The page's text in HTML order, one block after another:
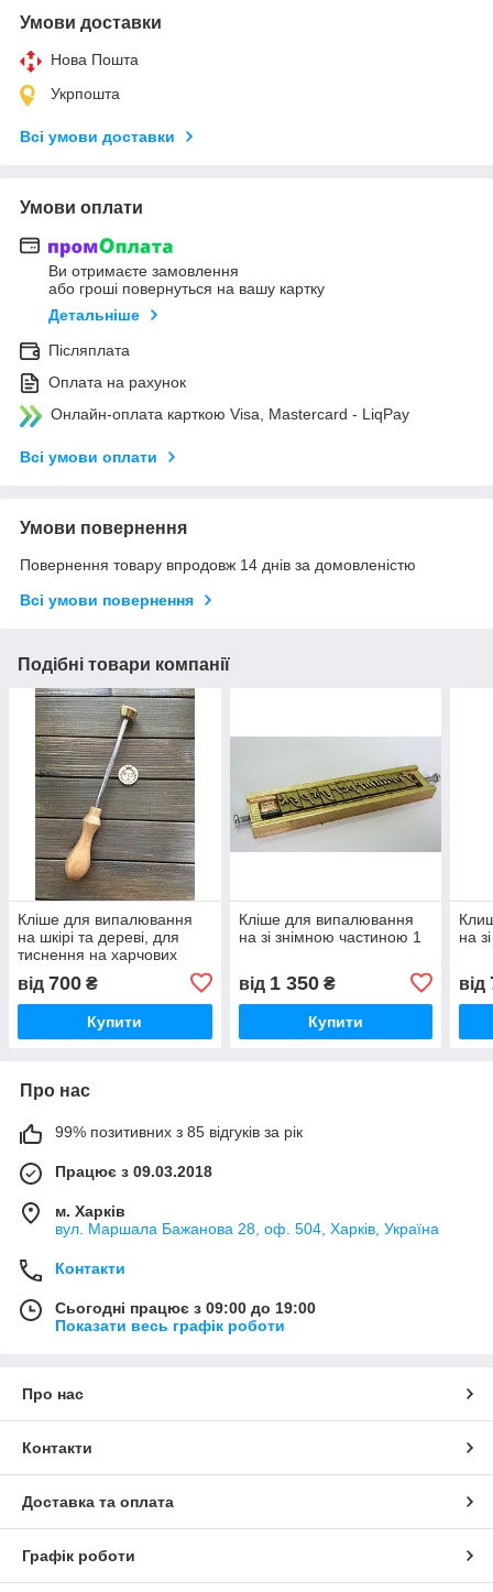
Умови доставки
Нова Пошта
Укрпошта
Всі умови доставки
Умови оплати
Ви отримаєте замовлення
або гроші повернуться на вашу картку
Детальніше
Післяплата
Оплата на рахунок
Онлайн-оплата карткою Visa, Mastercard - LiqPay
Всі умови оплати
Умови повернення
Повернення товару впродовж 14 днів за домовленістю
Всі умови повернення
Подібні товари компанії
Кліше для випалювання
на шкірі та дереві, для
тиснення на харчових
від 700 ₴
Купити
Кліше для випалювання
на зі знімною частиною 1
від 1 350₴
Купити
на
від
Про нас
99% позитивних з 85 відгуків за рік
Працює з 09.03.2018
м. Харків
вул. Маршала Бажанова 28, оф. 504, Харків, Україна
Контакти
Сьогодні працює з 09:00 до 19:00
Показати весь графік роботи
Про нас
Контакти
Доставка та оплата
Графік роботи